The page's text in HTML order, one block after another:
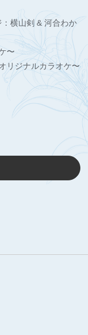
横山剣 & 河合わか
〜
リジナルカラオケ〜